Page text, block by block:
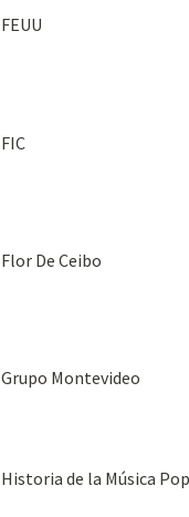
FEUU
FIC
Flor De Ceibo
Grupo Montevideo
Historia de la Música